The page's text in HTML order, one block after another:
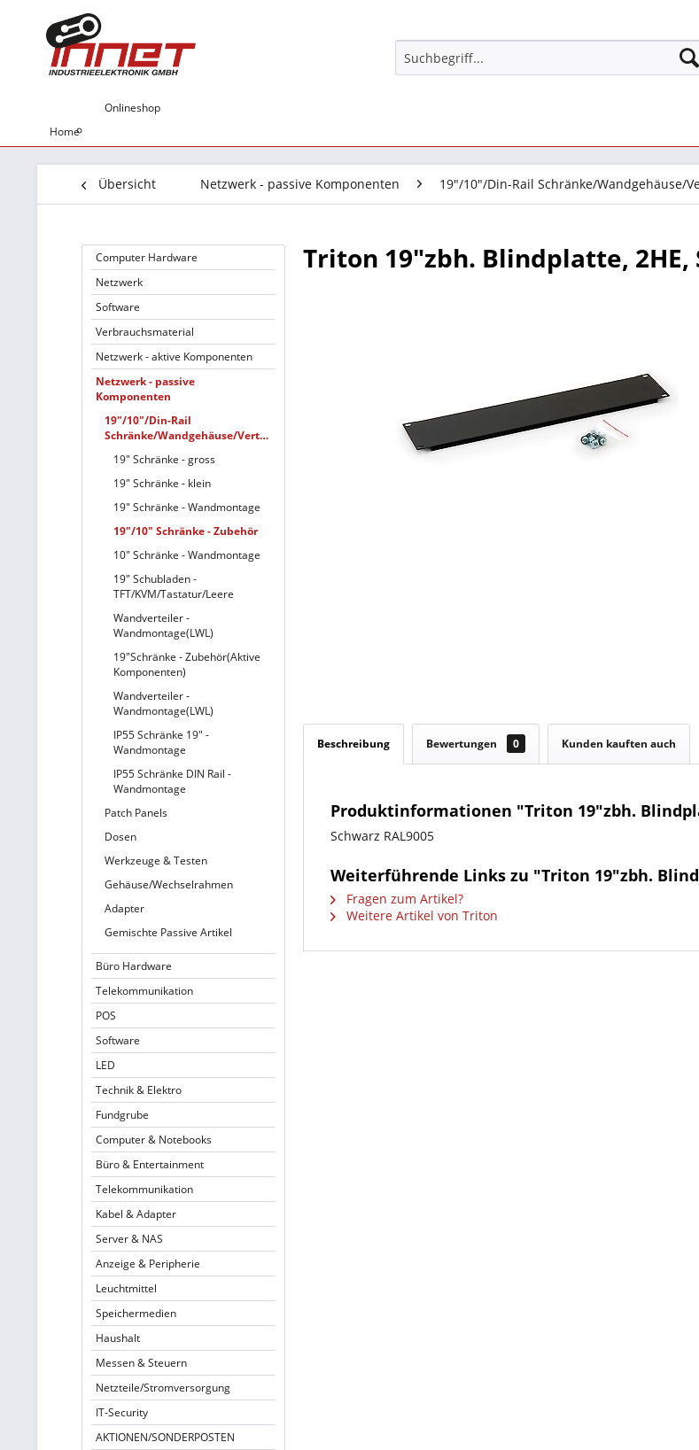
Home
Onlineshop
Übersicht Netzwerk - passive Komponenten 19"/10"/Din-Rail Schränke/Wandgehäuse/
Computer Hardware
Netzwerk
Software
Verbrauchsmaterial
Netzwerk - aktive Komponenten
Netzwerk - passive
Komponenten
19"/10"/Din-Rail
Schränke/Wandgehäuse/Verteiler
19" Schränke - gross
19" Schränke - klein
19" Schränke - Wandmontage
19"/10" Schränke - Zubehör
10" Schränke - Wandmontage
19" Schubladen -
TFT/KVM/Tastatur/Leere
Wandverteiler -
Wandmontage(LWL)
19"Schränke - Zubehör(Aktive
Komponenten)
Wandverteiler -
Wandmontage(LWL)
IP55 Schränke 19" -
Wandmontage
IP55 Schränke DIN Rail -
Wandmontage
Patch Panels
Dosen
Werkzeuge & Testen
Gehäuse/Wechselrahmen
Adapter
Gemischte Passive Artikel
Büro Hardware
Telekommunikation
POS
Software
LED
Technik & Elektro
Fundgrube
Computer & Notebooks
Büro & Entertainment
Telekommunikation
Kabel & Adapter
Server & NAS
Anzeige & Peripherie
Leuchtmittel
Speichermedien
Haushalt
Messen & Steuern
Netzteile/Stromversorgung
IT-Security
AKTIONEN/SONDERPOSTEN
Triton 19"zbh. Blindplatte, 2HE,
Beschreibung Bewertungen 0 Kunden kauften auch
Produktinformationen "Triton 19"zbh.
Schwarz RAL9005
Weiterführende Links zu "Triton 19"zbh.
Fragen zum Artikel?
Weitere Artikel von Triton